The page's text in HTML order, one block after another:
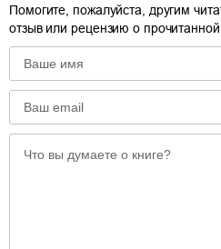
Помогите, пожалуйста, другим
отзыв или рецензию о прочитанной